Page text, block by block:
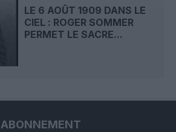
LE 6 AOÛT 1909 DANS LE
CIEL : ROGER SOMMER
PERMET LE SACRE...
ABONNEMENT